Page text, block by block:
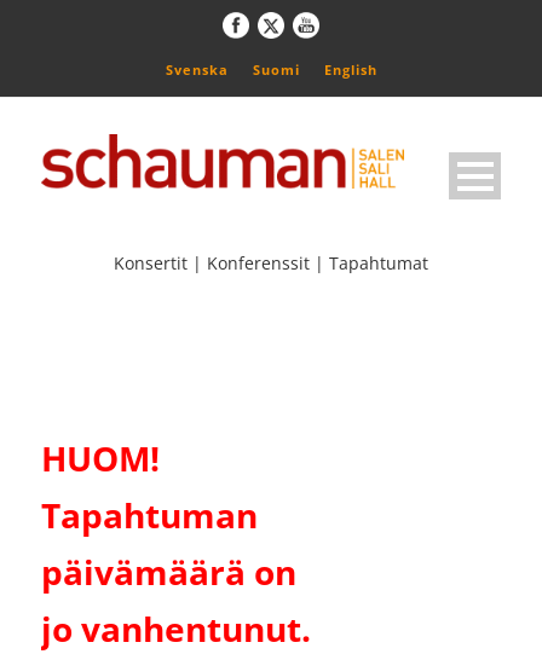
Svenska Suomi English
Konsertit | Konferenssit | Tapahtumat
HUOM!
Tapahtuman
päivämäärä on
jo vanhentunut.